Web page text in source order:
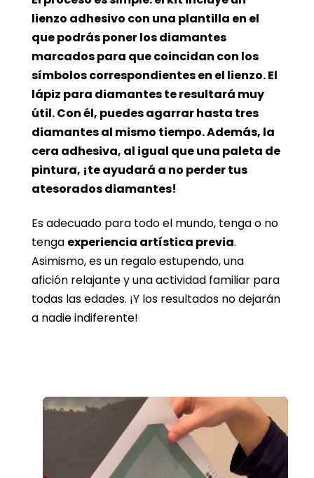
lienzo adhesivo con una plantilla en el
que podrás poner los diamantes
marcados para que coincidan con los
símbolos correspondientes en el lienzo. El
lápiz para diamantes te resultará muy
útil. Con él, puedes agarrar hasta tres
diamantes al mismo tiempo. Además, la
cera adhesiva, al igual que una paleta de
pintura, ¡te ayudará a no perder tus
atesorados diamantes!
Es adecuado para todo el mundo, tenga o no
tenga experiencia artística previa.
Asimismo, es un regalo estupendo, una
afición relajante y una actividad familiar para
todas las edades. ¡Y los resultados no dejarán
a nadie indiferente!